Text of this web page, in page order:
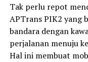
Tak perlu repot
APTrans PIK2 yang
bandara dengan
perjalanan menuju
Hal ini membuat